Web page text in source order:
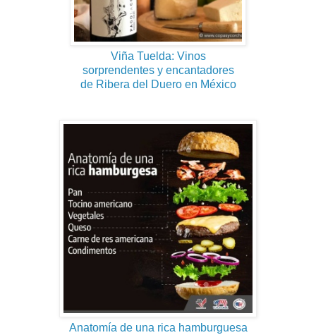
Viña Tuelda: Vinos
sorprendentes y encantadores
de Ribera del Duero en México
Anatomía de una rica hamburguesa